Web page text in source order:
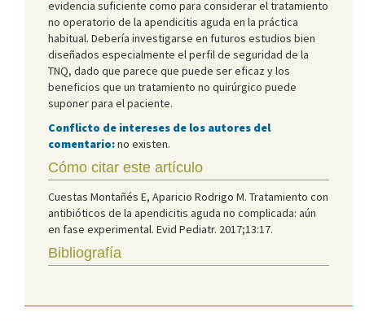
evidencia suficiente como para considerar el tratamiento
no operatorio de la apendicitis aguda en la práctica
habitual. Debería investigarse en futuros estudios bien
diseñados especialmente el perfil de seguridad de la
TNQ, dado que parece que puede ser eficaz y los
beneficios que un tratamiento no quirúrgico puede
suponer para el paciente.
Conflicto de intereses de los autores del
comentario:no existen.
Cómo citar este artículo
Cuestas Montañés E, Aparicio Rodrigo M. Tratamiento con
antibióticos de la apendicitis aguda no complicada: aún
en fase experimental. Evid Pediatr. 2017;13:17.
Bibliografía